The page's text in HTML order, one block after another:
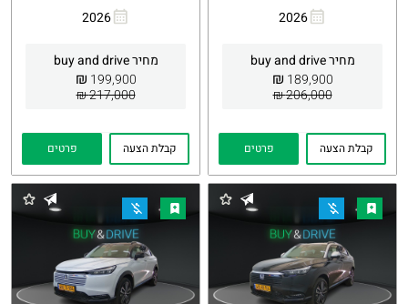
2026
מחיר buy and drive
189,900
₪
206,000 ₪
Whatsapp
קבלת הצעה פרטים
2026
מחיר buy and drive
199,900
₪
217,000 ₪
Whatsapp
קבלת הצעה פרטים